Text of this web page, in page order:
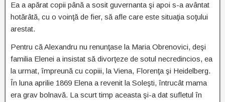
Ea a apărat copii până a sosit guvernanta şi apoi s-a avântat
hotărâtă, cu o voinţă de fier, să afle care este situaţia soţului
arestat.
Pentru că Alexandru nu renunţase la Maria Obrenovici, deşi
familia Elenei a insistat să divorţeze de sotul necredincios, ea
la urmat, împreună cu copiii, la Viena, Florenţa şi Heidelberg.
În luna aprilie 1869 Elena a revenit la Soleşti, întrucât mama
era grav bolnavă. La scurt timp aceasta şi-a dat sufletul în